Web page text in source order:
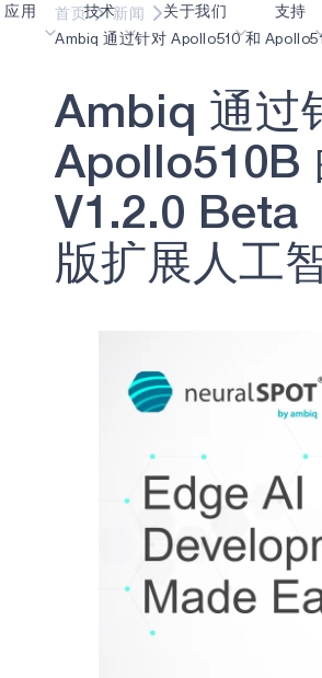
应用
智能家居和楼宇
技术
blueSPOT
graphiqSPOT
neuralSPOT
secureSPOT
SPOT
关于我们
博客
职业生涯
活动
投资者关系
为何选择 Ambiq
支持
内容门
术语表
在线支
我们的
资源
常见问
首页
新闻
Ambiq 通过针对 Apollo510 和
Am biq 通过
Apo o51 0 B
V1 .2.0 Beta
版扩 展 人工